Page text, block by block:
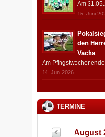
Am
15. Juni
den
Vacha
Am
14. Juni 2026
TERMINE
August